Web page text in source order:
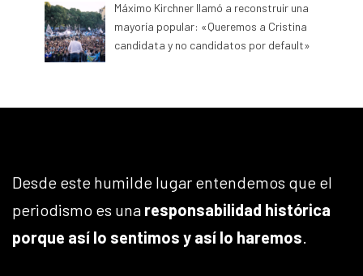
Máximo Kirchner llamó a reconstruir una
mayoría popular: «Queremos a Cristina
candidata y no candidatos por default»
Desde este humilde lugar entendemos que el
periodismo es una responsabilidad histórica
porque así lo sentimos y así lo haremos.